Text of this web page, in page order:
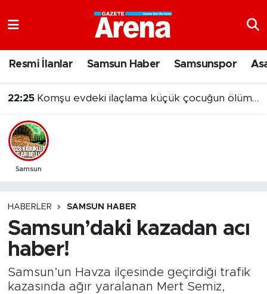
Resmi İlanlar Samsun Haber Samsunspor
22:25 Komşu evdeki ilaçlama küçük çocuğun ölümüne neden oldu
Samsun
HABERLER SAMSUN HABER
Samsun’daki kazadan acı
haber!
Samsun’un Havza ilçesinde geçirdiği trafik
kazasında ağır yaralanan Mert Semiz,
Samsun Namaz Vakitleri
Trafik Durumu
Süper Lig Puan Durumu ve Fikstür
Son Dakika Haberleri
Haber Arşivi